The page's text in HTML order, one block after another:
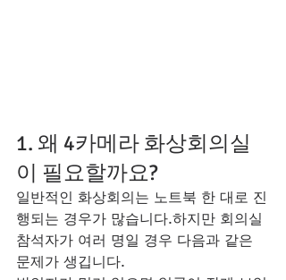
1. 왜 4카메라 화상회의실
이 필요할까요?
일반적인 화상회의는 노트북 한 대로 진
행되는 경우가 많습니다.하지만 회의실
참석자가 여러 명일 경우 다음과 같은
문제가 생깁니다.